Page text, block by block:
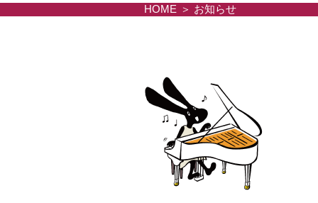
HOME お知らせ